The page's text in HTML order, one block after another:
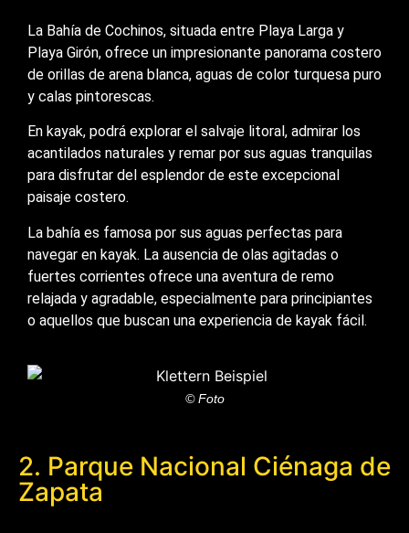
La Bahía de Cochinos, situada entre Playa Larga y
Playa Girón, ofrece un impresionante panorama costero
de orillas de arena blanca, aguas de color turquesa puro
y calas pintorescas.
En kayak, podrá explorar el salvaje litoral, admirar los
acantilados naturales y remar por sus aguas tranquilas
para disfrutar del esplendor de este excepcional
paisaje costero.
La bahía es famosa por sus aguas perfectas para
navegar en kayak. La ausencia de olas agitadas o
fuertes corrientes ofrece una aventura de remo
relajada y agradable, especialmente para principiantes
o aquellos que buscan una experiencia de kayak fácil.
© Foto
2. Parque Nacional Ciénaga de
Zapata